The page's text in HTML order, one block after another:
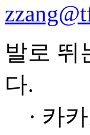
발로 뛰
다.
· 카